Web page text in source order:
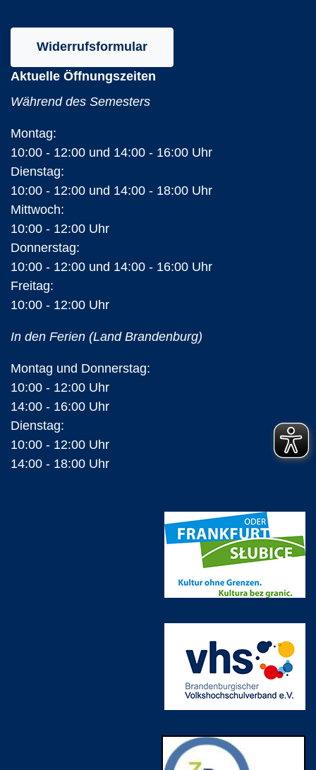
Widerrufsformular
Aktuelle Öffnungszeiten
Während des Semesters
Montag:
10:00 - 12:00 und 14:00 - 16:00 Uhr
Dienstag:
10:00 - 12:00 und 14:00 - 18:00 Uhr
Mittwoch:
10:00 - 12:00 Uhr
Donnerstag:
10:00 - 12:00 und 14:00 - 16:00 Uhr
Freitag:
10:00 - 12:00 Uhr
In den Ferien (Land Brandenburg)
Montag und Donnerstag:
10:00 - 12:00 Uhr
14:00 - 16:00 Uhr
Dienstag:
10:00 - 12:00 Uhr
14:00 - 18:00 Uhr